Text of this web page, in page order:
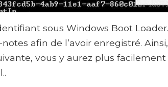
sous Windows Boot
afin de l’avoir enregistré.
vous y aurez plus facilement